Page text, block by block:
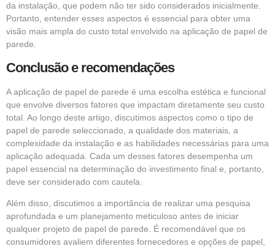
da instalação, que podem não ter sido considerados inicialmente.
Portanto, entender esses aspectos é essencial para obter uma
visão mais ampla do custo total envolvido na aplicação de papel de
parede.
Conclusão e recomendações
A aplicação de papel de parede é uma escolha estética e funcional
que envolve diversos fatores que impactam diretamente seu custo
total. Ao longo deste artigo, discutimos aspectos como o tipo de
papel de parede seleccionado, a qualidade dos materiais, a
complexidade da instalação e as habilidades necessárias para uma
aplicação adequada. Cada um desses fatores desempenha um
papel essencial na determinação do investimento final e, portanto,
deve ser considerado com cautela.
Além disso, discutimos a importância de realizar uma pesquisa
aprofundada e um planejamento meticuloso antes de iniciar
qualquer projeto de papel de parede. É recomendável que os
consumidores avaliem diferentes fornecedores e opções de papel,